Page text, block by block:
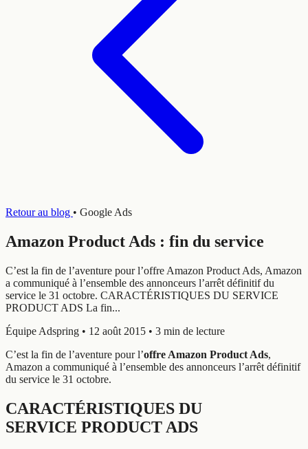
Retour au blog • Google Ads
Amazon Product Ads : fin du service
C’est la fin de l’aventure pour l’offre Amazon Product Ads, Amazon
a communiqué à l’ensemble des annonceurs l’arrêt définitif du
service le 31 octobre. CARACTÉRISTIQUES DU SERVICE
PRODUCT ADS La fin...
Équipe Adspring • 12 août 2015 • 3 min de lecture
C’est la fin de l’aventure pour l’offre Amazon Product Ads,
Amazon a communiqué à l’ensemble des annonceurs l’arrêt définitif
du service le 31 octobre.
CARACTÉRISTIQUES DU
SERVICE PRODUCT ADS